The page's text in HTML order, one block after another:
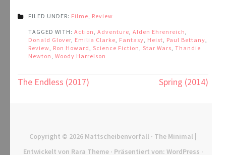
FILED UNDER: Filme, Review
TAGGED WITH: Action, Adventure, Alden Ehrenreich,
Donald Glover, Emilia Clarke, Fantasy, Heist, Paul Bettany,
Review, Ron Howard, Science Fiction, Star Wars, Thandie
Newton, Woody Harrelson
Beitragsnavigation
The Endless (2017) Spring (2014)
Copyright © 2026 Mattscheibenvorfall · The Minimal |
Entwickelt von Rara Theme· Präsentiert von: WordPress ·